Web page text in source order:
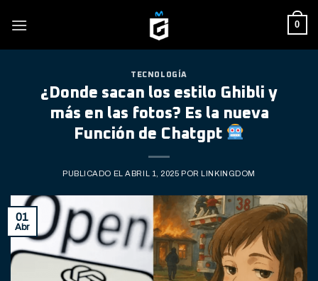
0
TECNOLOGÍA
¿Donde sacan los estilo Ghibli y
más en las fotos? Es la nueva
Función de Chatgpt
PUBLICADO ELABRIL 1, 2025 POR LINKINGDOM
01
Abr